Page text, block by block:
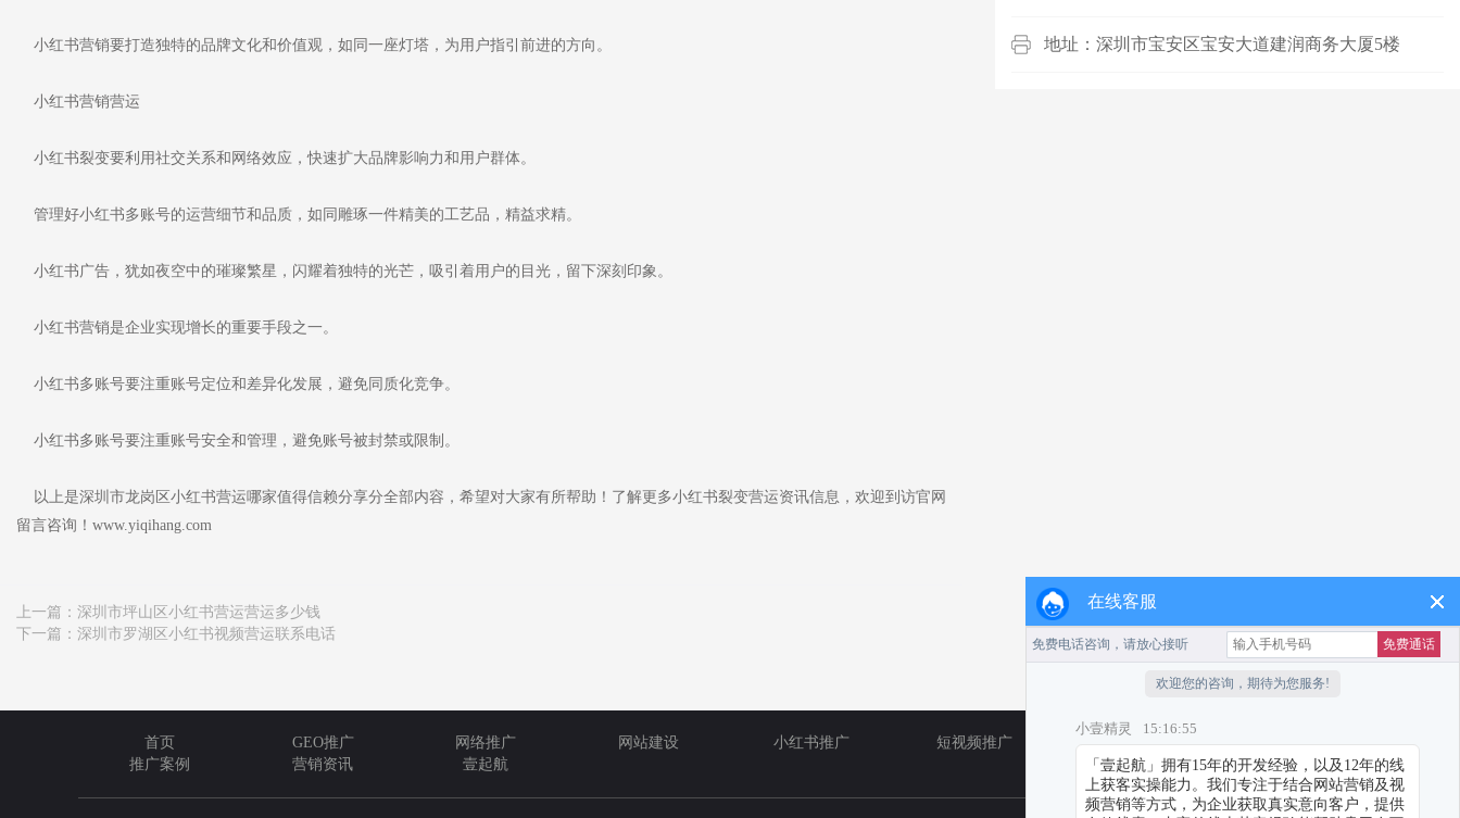
小红书营销要打造独特的品牌文化和价值观，如同一座灯塔，为用户指引前进的方向。
小红书营销营运
小红书裂变要利用社交关系和网络效应，快速扩大品牌影响力和用户群体。
管理好小红书多账号的运营细节和品质，如同雕琢一件精美的工艺品，精益求精。
小红书广告，犹如夜空中的璀璨繁星，闪耀着独特的光芒，吸引着用户的目光，留下深刻印象。
小红书营销是企业实现增长的重要手段之一。
小红书多账号要注重账号定位和差异化发展，避免同质化竞争。
小红书多账号要注重账号安全和管理，避免账号被封禁或限制。
以上是深圳市龙岗区小红书营运哪家值得信赖分享分全部内容，希望对大家有所帮助！了解更多小红书裂变营运资讯信息，欢迎到访官网
留言咨询！www.yiqihang.com
上一篇： 深圳市坪山区小红书营运营运多少钱
下一篇： 深圳市罗湖区小红书视频营运联系电话
地址：深圳市宝安区宝安大道建润商务大厦5楼
首页 GEO推广 网络推广 网站建设 小红书推广 短视频推广 TikTok
小红书代运营
推广案例
营销资讯 壹起航
在线客服